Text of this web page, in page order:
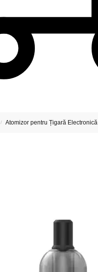
/ Atomizor pentru Țigară Electronică